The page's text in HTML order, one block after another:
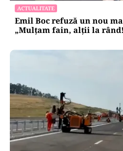
ACTUALITATE
Emil Boc refuză un nou
„Mulțam fain, alții la